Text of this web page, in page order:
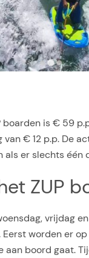
boarden is € 59
van € 12 p.p. De
als er slechts één
ZUP
vrijdag
Eerst worden er
aan boord gaat.